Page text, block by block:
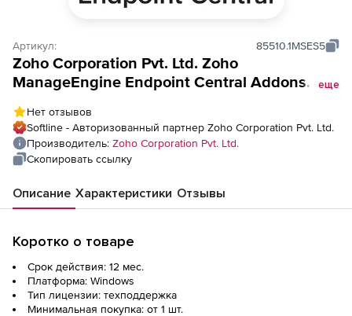
Артикул: 85510.1MSES5
Zoho Corporation Pvt. Ltd. Zoho
ManageEngine Endpoint Central Addons
Model Endpoint Security Addon, New
Customers), fee for 250 Servers and Single
User License
еще
Нет отзывов
Softline - Авторизованный партнер Zoho Corporation Pvt. Ltd.
Производитель: Zoho Corporation Pvt. Ltd.
Скопировать ссылку
Описание Характеристики Отзывы
Коротко о товаре
Срок действия: 12 мес.
Платформа: Windows
Тип лицензии: техподдержка
Минимальная покупка: от 1 шт.